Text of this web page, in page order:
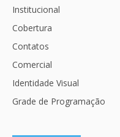
Institucional
Cobertura
Contatos
Comercial
Identidade Visual
Grade de Programação